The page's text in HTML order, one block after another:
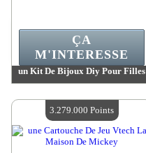
un Kit De Bijoux Diy Pour Filles
Quantité Disponible :4
ÇA
M'INTERESSE
3.279.000 Points